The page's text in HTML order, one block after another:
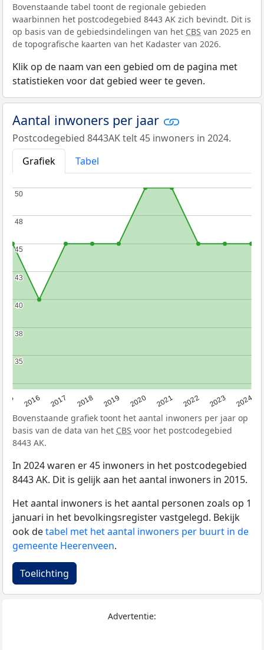
Bovenstaande tabel toont de regionale gebieden
waarbinnen het postcodegebied 8443 AK zich bevindt. Dit is
op basis van de gebiedsindelingen van het CBS van 2025 en
de topografische kaarten van het Kadaster van 2026.
Klik op de naam van een gebied om de pagina met
statistieken voor dat gebied weer te geven.
Aantal inwoners per jaar
Postcodegebied 8443AK telt 45 inwoners in 2024.
Grafiek
Tabel
2016 2017 2018 2019 2020 2021 2022 2023 2024
35
35
38
38
40
40
43
43
45
45
48
48
50
50
Bovenstaande grafiek toont het aantal inwoners per jaar op
basis van de data van het CBS voor het postcodegebied
8443 AK.
In 2024 waren er 45 inwoners in het postcodegebied
8443 AK. Dit is gelijk aan het aantal inwoners in 2015.
Het aantal inwoners is het aantal personen zoals op 1
januari in het bevolkingsregister vastgelegd. Bekijk
ook detabel met het aantal inwoners per buurt in de
gemeente Heerenveen.
Toelichting
Advertentie: